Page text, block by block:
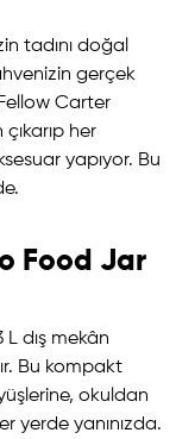
tadını doğal
gerçek
Carter
her
yapıyor. Bu
Food Jar
dış mekân
Bu kompakt
okuldan
yerde yanınızda.